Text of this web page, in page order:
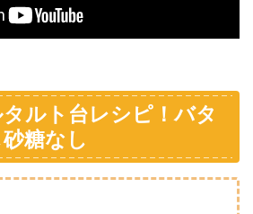
ルト台レシピ！バタ
糖なし